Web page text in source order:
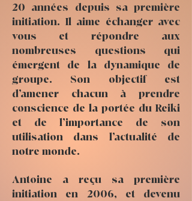
20 années depuis sa première
initiation. Il aime échanger avec
vous et répondre aux
nombreuses questions qui
émergent de la dynamique de
groupe. Son objectif est
d’amener chacun à prendre
conscience de la portée du Reiki
et de l’importance de son
utilisation dans l’actualité de
notre monde.
Antoine a reçu sa première
initiation en 2006, et devenu